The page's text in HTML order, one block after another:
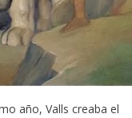
año, Valls creaba el